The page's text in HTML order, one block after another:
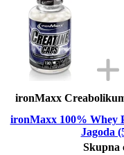
ironMaxx
ironMaxx 100% Whey
Jagoda
Skupna